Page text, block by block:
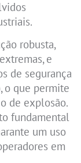
robusta,
e
de segurança
o que permite
de explosão.
fundamental
um uso
em